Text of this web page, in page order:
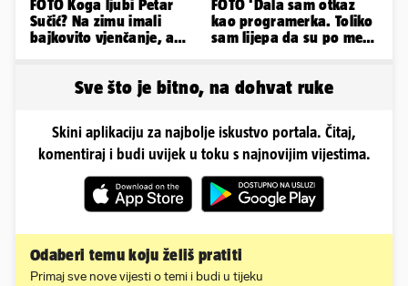
FOTO Koga ljubi Petar
Sučić? Na zimu imali
bajkovito vjenčanje, a
FOTO 'Dala sam otkaz
kao programerka. Toliko
sam lijepa da su po meni
Sve što je bitno, na dohvat ruke
Skini aplikaciju za najbolje iskustvo portala. Čitaj,
komentiraj i budi uvijek u toku s najnovijim vijestima.
Odaberi temu koju želiš pratiti
Primaj sve nove vijesti o temi i budi u tijeku